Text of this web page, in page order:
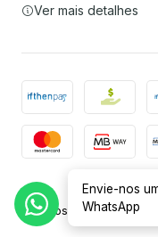
Ver mais detalhes
Todos os Direitos
Envie-nos
WhatsApp